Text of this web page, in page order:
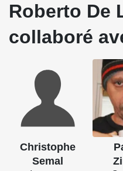
Roberto De
collaboré
Christophe
Semal